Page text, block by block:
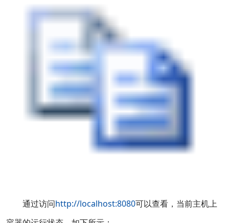
通过访问http://localhost:8080可以查看，当前主机上